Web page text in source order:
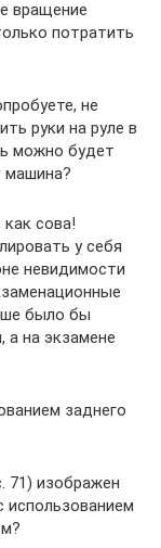
вращение
потратить
не
руки на руле в
можно будет
машина?
как сова!
у себя
невидимости
было бы
а на экзамене
заднего
71) изображен
использованием